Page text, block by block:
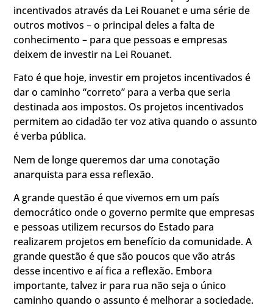
incentivados através da Lei Rouanet e uma série de
outros motivos – o principal deles a falta de
conhecimento – para que pessoas e empresas
deixem de investir na Lei Rouanet.
Fato é que hoje, investir em projetos incentivados é
dar o caminho “correto” para a verba que seria
destinada aos impostos. Os projetos incentivados
permitem ao cidadão ter voz ativa quando o assunto
é verba pública.
Nem de longe queremos dar uma conotação
anarquista para essa reflexão.
A grande questão é que vivemos em um país
democrático onde o governo permite que empresas
e pessoas utilizem recursos do Estado para
realizarem projetos em benefício da comunidade. A
grande questão é que são poucos que vão atrás
desse incentivo e aí fica a reflexão. Embora
importante, talvez ir para rua não seja o único
caminho quando o assunto é melhorar a sociedade.